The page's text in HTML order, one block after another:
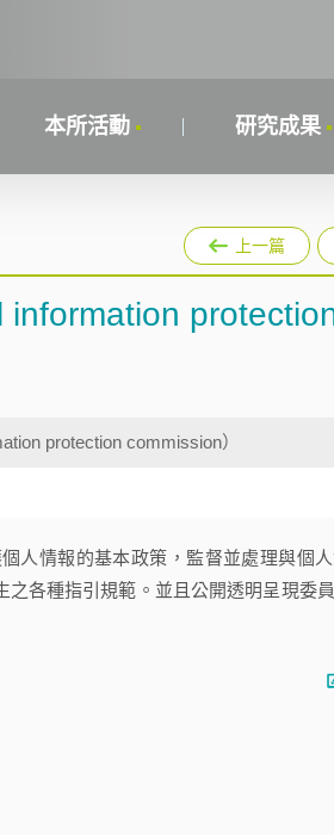
本所活動 研究成果
上一篇
information
protection commission）
情報的基本政策，監督並處理與個人
各種指引規範。並且公開透明呈現委